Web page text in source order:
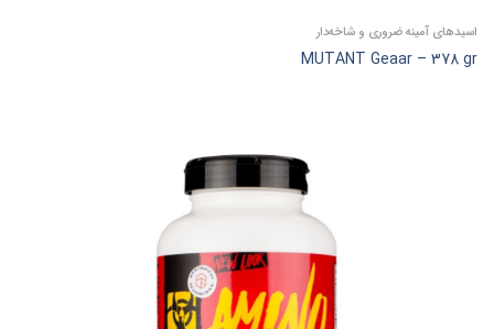
اسیدهای آمینه ضروری و شاخه‌دار
MUTANT Geaar – 378 gr